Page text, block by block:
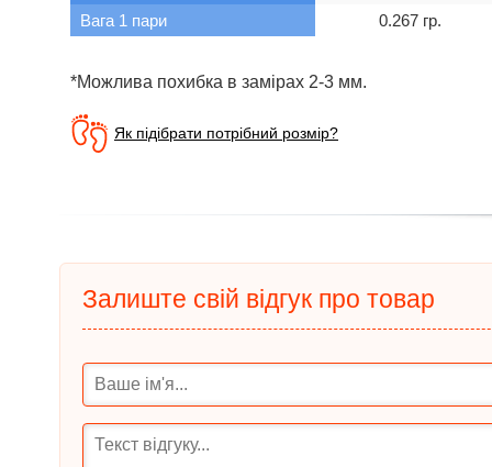
Вага 1 пари
0.267 гр.
*Можлива похибка в замірах 2-3 мм.
Як підібрати потрібний розмір?
Залиште свій відгук про товар